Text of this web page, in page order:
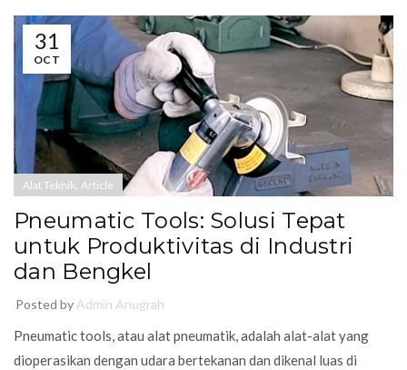
31
OCT
Alat Teknik, Article
Pneumatic Tools: Solusi Tepat
untuk Produktivitas di Industri
dan Bengkel
Posted by Admin Anugrah
Pneumatic tools, atau alat pneumatik, adalah alat-alat yang
dioperasikan dengan udara bertekanan dan dikenal luas di